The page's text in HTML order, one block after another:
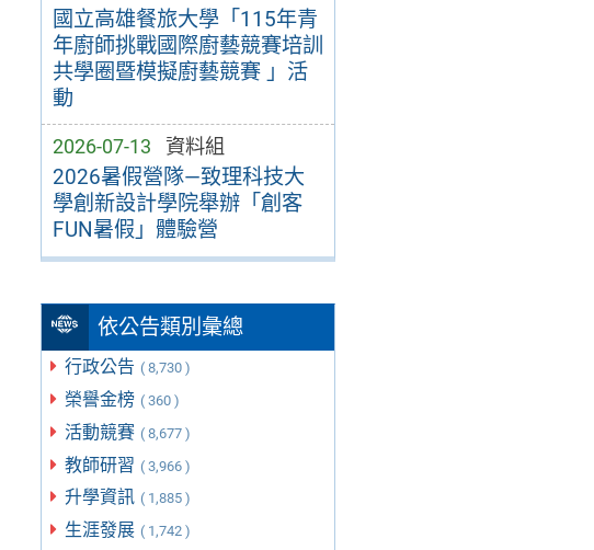
國立高雄餐旅大學「115年青
年廚師挑戰國際廚藝競賽培訓
共學圈暨模擬廚藝競賽 」活
動
2026-07-13 資料組
2026暑假營隊—致理科技大
學創新設計學院舉辦「創客
FUN暑假」體驗營
依公告類別彙總
行政公告 ( 8,730 )
榮譽金榜 ( 360 )
活動競賽 ( 8,677 )
教師研習 ( 3,966 )
升學資訊 ( 1,885 )
生涯發展 ( 1,742 )